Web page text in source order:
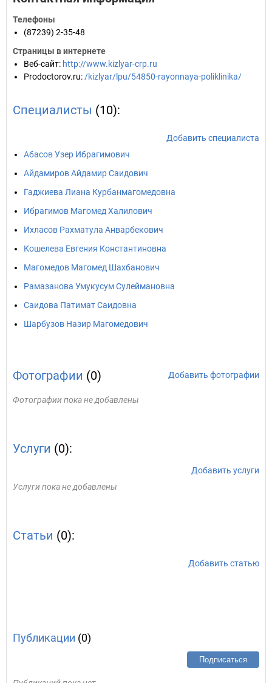
Телефоны
(87239) 2-35-48
Страницы в интернете
Веб-сайт: http://www.kizlyar-crp.ru
Prodoctorov.ru: /kizlyar/lpu/54850-rayonnaya-poliklinika/
Специалисты (10):
Добавить специалиста
Абасов Узер Ибрагимович
Айдамиров Айдамир Саидович
Гаджиева Лиана Курбанмагомедовна
Ибрагимов Магомед Халилович
Ихласов Рахматула Анварбекович
Кошелева Евгения Константиновна
Магомедов Магомед Шахбанович
Рамазанова Умукусум Сулеймановна
Саидова Патимат Саидовна
Шарбузов Назир Магомедович
Фотографии (0) Добавить фотографии
Фотографии пока не добавлены
Услуги (0):
Добавить услуги
Услуги пока не добавлены
Статьи (0):
Добавить статью
Публикации (0)
Подписаться